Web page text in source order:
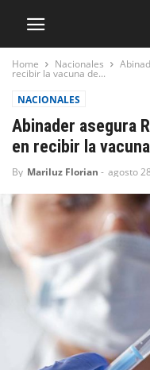
Home Nacionales
recibir la vacuna de...
NACIONALES
Abinader asegura
en recibir la
By Mariluz Florian - agosto